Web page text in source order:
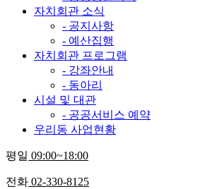
자치회관 소식
- 공지사항
- 예산집행
자치회관 프로그램
- 강좌안내
- 동아리
시설 및 대관
- 공공서비스 예약
우리동 사업현황
평일 09:00~18:00
전화 02-330-8125